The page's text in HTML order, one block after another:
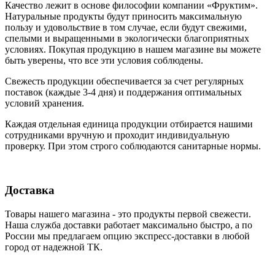
Качество лежит в основе философии компании «Фруктим».
Натуральные продукты будут приносить максимальную
пользу и удовольствие в том случае, если будут свежими,
cпелыми и выращенными в экологически благоприятных
условиях. Покупая продукцию в нашем магазине вы можете
быть уверены, что все эти условия соблюдены.
Свежесть продукции обеспечивается за счет регулярных
поставок (каждые 3-4 дня) и поддержания оптимальных
условий хранения.
Каждая отдельная единица продукции отбирается нашими
сотрудниками вручную и проходит индивидуальную
проверку. При этом строго соблюдаются санитарные нормы.
Доставка
Товары нашего магазина - это продукты первой свежести.
Наша служба доставки работает максимально быстро, а по
России мы предлагаем опцию экспресс-доставки в любой
город от надежной ТК.